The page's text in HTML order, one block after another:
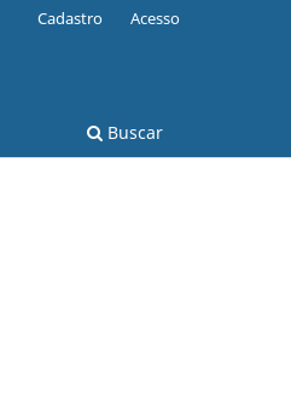
Buscar
Cadastro Acesso